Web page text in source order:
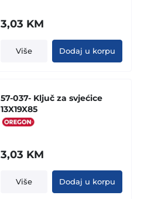
3,03 KM
Više Dodaj u korpu
57-037- Ključ za svjećice
13X19X85
3,03 KM
Više Dodaj u korpu